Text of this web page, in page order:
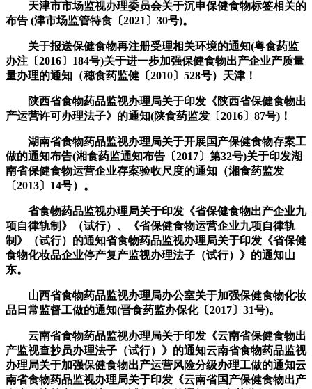
天津市市场监视办理委员会关于沉申保健食物标签相关的
布告 (津市场监管特食〔2021〕30号)。
关于报送保健食物再注册受理相关环境的通知(粤食药监
办注〔2016〕184号)关于进一步加强保健食物出产企业产质量
量办理的通知（穗食药监健〔2010〕528号）天津！
陕西省食物药品监视办理局关于印发《陕西省保健食物出
产运营许可办理法子》的通知(陕食药监发〔2016〕87号)！
湖南省食物药品监视办理局关于开展国产保健食物存案工
做的通知布告(湘食药监通知布告〔2017〕第32号)关于印发湖
南省保健食物运营企业存案验收尺度的通知（湘食药监发
〔2013〕14号）。
省食物药品监视办理局关于印发《省保健食物出产企业九
项自律轨制》（试行）、《省保健食物运营企业九项自律轨
制》（试行）的通知省食物药品监视办理局关于印发《省保健
食物化妆品企业停产复产监视办理法子（试行）》的通知山
东。
山西省食物药品监视办理局办公室关于加强保健食物化妆
品日常监督工做的通知(晋食药监办保化〔2017〕31号)。
云南省食物药品监视办理局关于印发《云南省保健食物出
产监视查抄员办理法子（试行）》的通知云南省食物药品监视
办理局关于加强保健食物出产运营风险分级办理工做的通知云
南省食物药品监视办理局关于印发《云南省国产保健食物出产